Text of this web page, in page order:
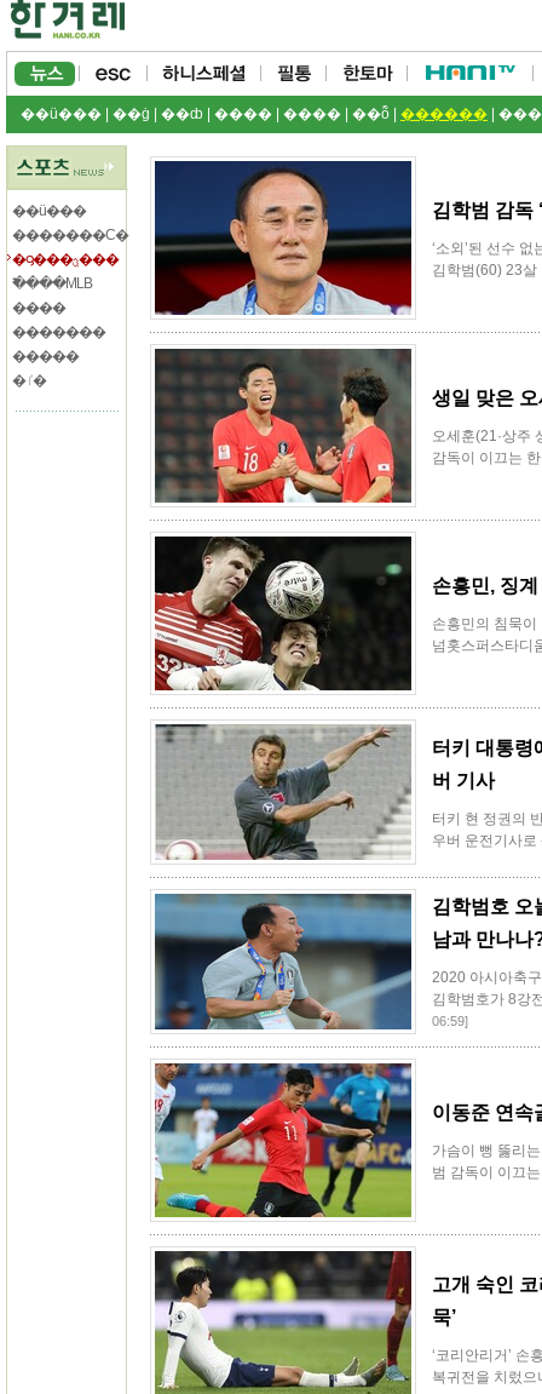
��ü��� ��ġ ��ȸ ���� ���� ��ȭ ������
��ü���
�������Ϲ�
�౸���ؿܸ���
�߱���MLB
����
�������
�����
�ٵ�
김학범 감독
‘소외’된 선수
김학범(60) 23
생일 맞은
오세훈(21·상주
감독이 이끄는
손흥민, 징
손흥민의 침묵
넘홋스퍼스타
터키 대통령
버 기사
터키 현 정권의
우버 운전기사
김학범호
남과 만나나
2020 아시아축
김학범호가 8강
06:59]
이동준 연속
가슴이 뻥 뚫리
범 감독이 이끄
고개 숙인
묵’
‘코리안리거’ 손
복귀전을 치렀